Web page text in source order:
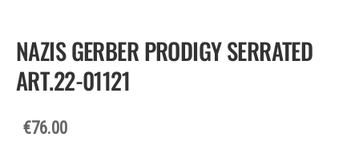
NAZIS GERBER PRODIGY SERRATED
ART.22-01121
€76.00